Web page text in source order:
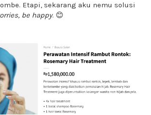
Etapi, sekarang aku nemu solusi
be happy. 😊